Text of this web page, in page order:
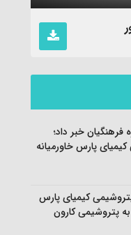
رهبر
خبر داد؛
پارس خاورمیانه
کیمیای پارس
به پتروشیمی کارون